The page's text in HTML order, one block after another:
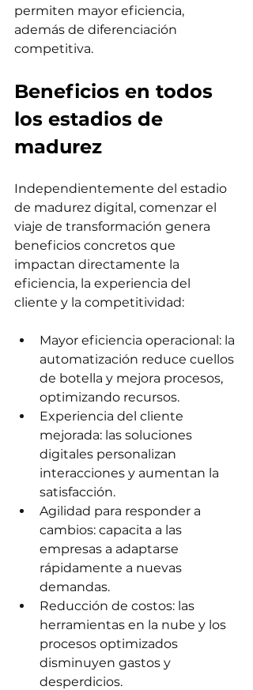
permiten mayor eficiencia,
además de diferenciación
competitiva.
Beneficios en todos
los estadios de
madurez
Independientemente del estadio
de madurez digital, comenzar el
viaje de transformación genera
beneficios concretos que
impactan directamente la
eficiencia, la experiencia del
cliente y la competitividad:
Mayor eficiencia operacional: la
automatización reduce cuellos
de botella y mejora procesos,
optimizando recursos.
Experiencia del cliente
mejorada: las soluciones
digitales personalizan
interacciones y aumentan la
satisfacción.
Agilidad para responder a
cambios: capacita a las
empresas a adaptarse
rápidamente a nuevas
demandas.
Reducción de costos: las
herramientas en la nube y los
procesos optimizados
disminuyen gastos y
desperdicios.